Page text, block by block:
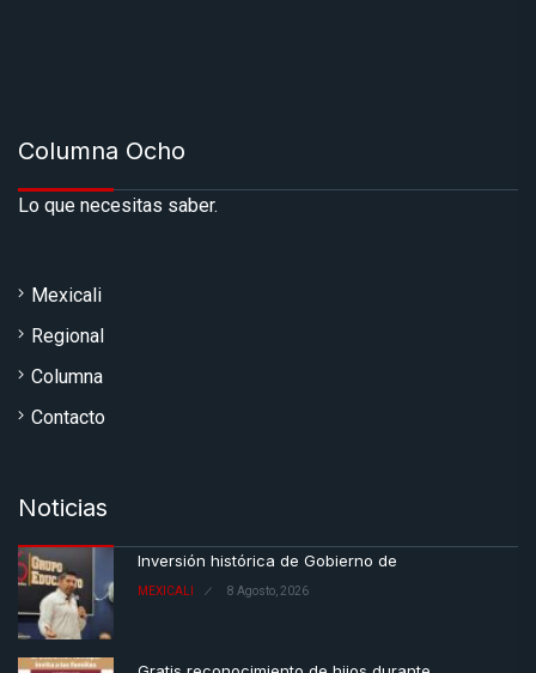
Columna Ocho
Lo que necesitas saber.
Mexicali
Regional
Columna
Contacto
Noticias
Inversión histórica de Gobierno de
MEXICALI 8 Agosto, 2026